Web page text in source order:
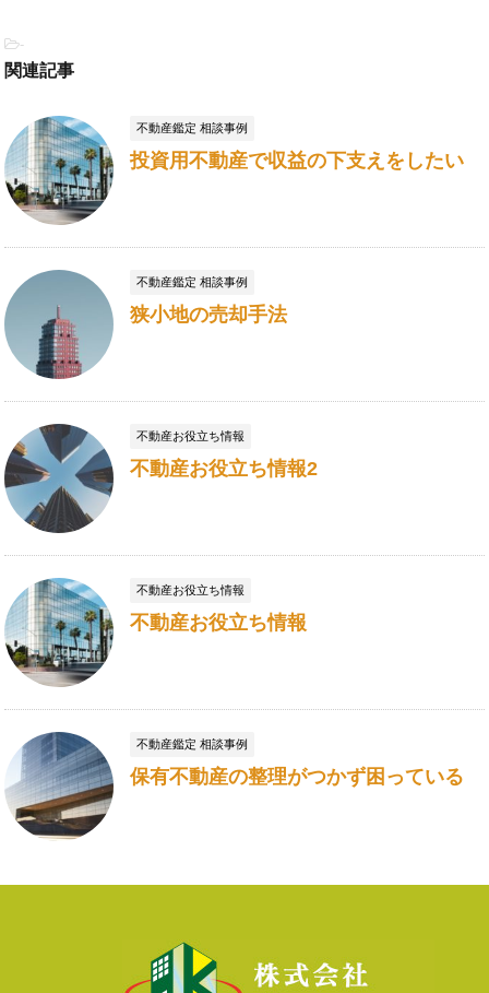
-
関連記事
不動産鑑定 相談事例
投資用不動産で収益の下支えをしたい
不動産鑑定 相談事例
狭小地の売却手法
不動産お役立ち情報
不動産お役立ち情報2
不動産お役立ち情報
不動産お役立ち情報
不動産鑑定 相談事例
保有不動産の整理がつかず困っている